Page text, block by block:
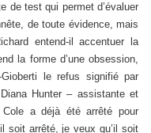
de test qui permet d’évaluer
de toute évidence, mais
entend-il accentuer la
la forme d’une obsession,
le refus signifié par
Hunter – assistante et
a déjà été arrêté pour
soit arrêté, je veux qu’il soit